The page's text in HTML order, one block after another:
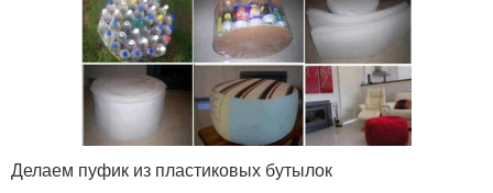
Делаем пуфик из пластиковых бутылок